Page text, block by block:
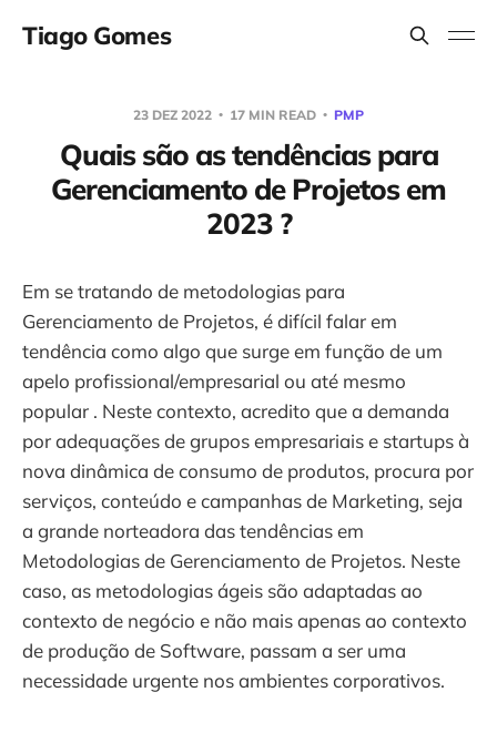
Tiago Gomes
23 DEZ 2022 17 MIN READ PMP
Quais são as tendências para
Gerenciamento de Projetos em
2023 ?
Em se tratando de metodologias para
Gerenciamento de Projetos, é difícil falar em
tendência como algo que surge em função de um
apelo profissional/empresarial ou até mesmo
popular . Neste contexto, acredito que a demanda
por adequações de grupos empresariais e startups à
nova dinâmica de consumo de produtos, procura por
serviços, conteúdo e campanhas de Marketing, seja
a grande norteadora das tendências em
Metodologias de Gerenciamento de Projetos. Neste
caso, as metodologias ágeis são adaptadas ao
contexto de negócio e não mais apenas ao contexto
de produção de Software, passam a ser uma
necessidade urgente nos ambientes corporativos.